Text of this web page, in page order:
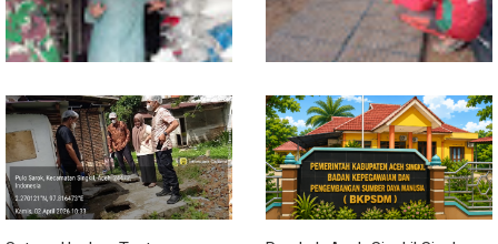
Lewat Komsos, Babinsa
Rundeng Pantau Stok dan
Harga Pupuk
Dari Bibit Jadi Harapan,
Babinsa Dampingi Warga
Kembangkan Semangka